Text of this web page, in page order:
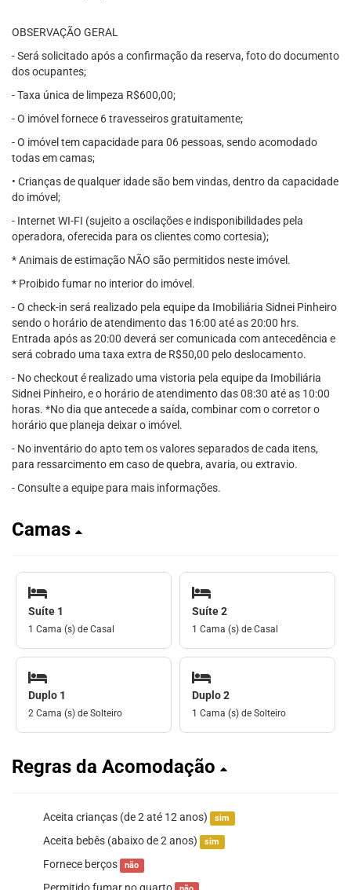
OBSERVAÇÃO GERAL
- Será solicitado após a confirmação da reserva, foto do documento
dos ocupantes;
- Taxa única de limpeza R$600,00;
- O imóvel fornece 6 travesseiros gratuitamente;
- O imóvel tem capacidade para 06 pessoas, sendo acomodado
todas em camas;
• Crianças de qualquer idade são bem vindas, dentro da capacidade
do imóvel;
- Internet WI-FI (sujeito a oscilações e indisponibilidades pela
operadora, oferecida para os clientes como cortesia);
* Animais de estimação NÃO são permitidos neste imóvel.
* Proibido fumar no interior do imóvel.
- O check-in será realizado pela equipe da Imobiliária Sidnei Pinheiro
sendo o horário de atendimento das 16:00 até as 20:00 hrs.
Entrada após as 20:00 deverá ser comunicada com antecedência e
será cobrado uma taxa extra de R$50,00 pelo deslocamento.
- No checkout é realizado uma vistoria pela equipe da Imobiliária
Sidnei Pinheiro, e o horário de atendimento das 08:30 até as 10:00
horas. *No dia que antecede a saída, combinar com o corretor o
horário que planeja deixar o imóvel.
- No inventário do apto tem os valores separados de cada itens,
para ressarcimento em caso de quebra, avaria, ou extravio.
- Consulte a equipe para mais informações.
Camas
Suíte 1
1 Cama (s) de Casal
Suíte 2
1 Cama (s) de Casal
Duplo 1
2 Cama (s) de Solteiro
Duplo 2
1 Cama (s) de Solteiro
Regras da Acomodação
Aceita crianças (de 2 até 12 anos) sim
Aceita bebês (abaixo de 2 anos) sim
Fornece berços não